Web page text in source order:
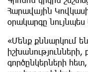
Հարավային
օրակարգը նույնպես
«Մենք քննարկում
գործընկերների